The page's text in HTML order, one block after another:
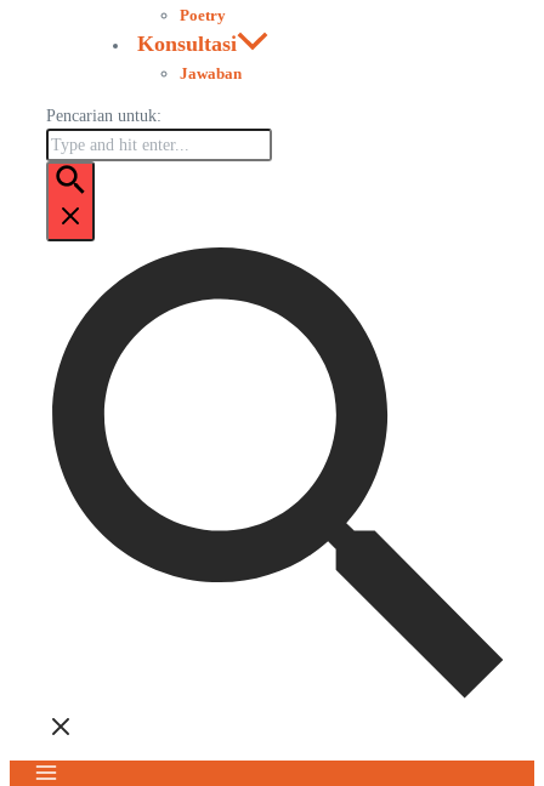
Poetry
Konsultasi
Jawaban
Pencarian untuk: